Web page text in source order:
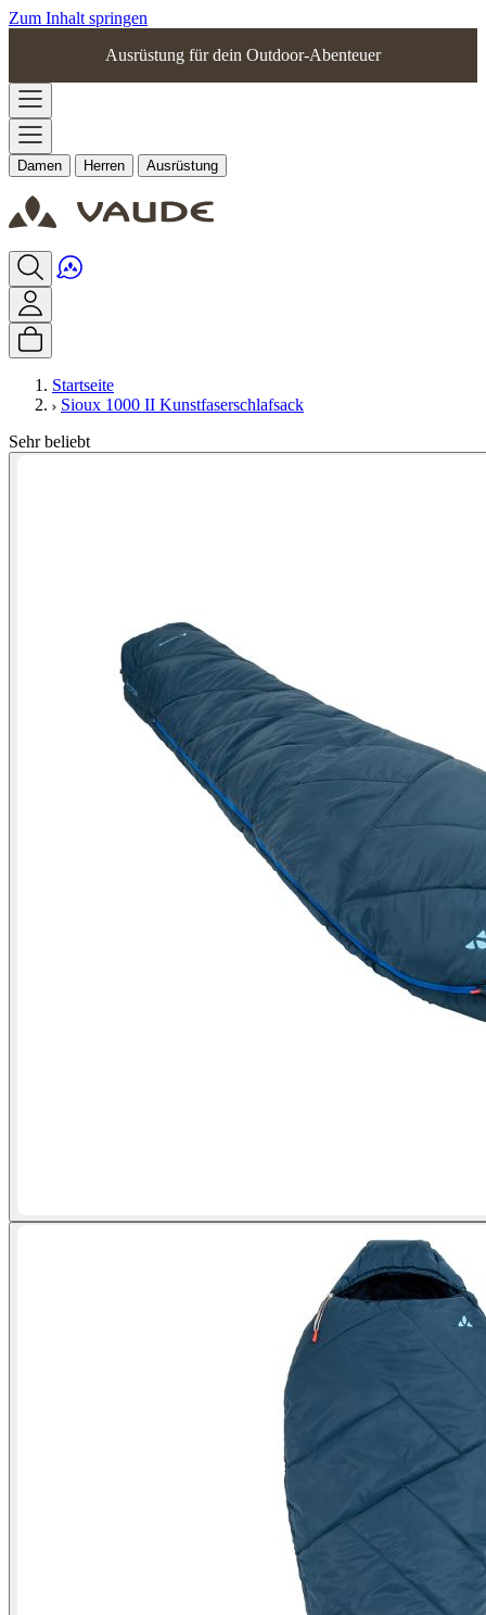
Zum Inhalt springen
Ausrüstung für dein Outdoor-Abenteuer
Damen Herren Ausrüstung
Startseite
Sioux 1000 II Kunstfaserschlafsack
Sehr beliebt